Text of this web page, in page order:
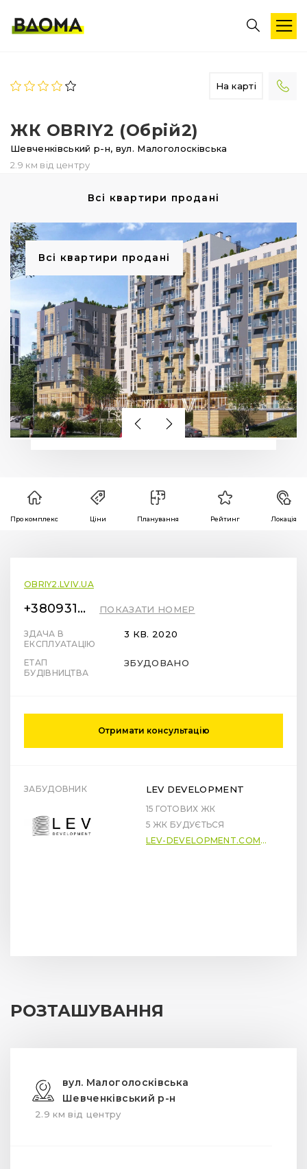
На карті
ЖК OBRIY2 (Обрій2)
Шевченківський р-н, вул. Малоголосківська
2.9 км від центру
Всі квартири продані
Всі квартири продані
Про комплекс Ціни Планування Рейтинг Локація
OBRIY2.LVIV.UA
+380931706876 ПОКАЗАТИ НОМЕР
ЗДАЧА В
ЕКСПЛУАТАЦІЮ
3 КВ. 2020
ЕТАП
БУДІВНИЦТВА
ЗБУДОВАНО
Отримати консультацію
ЗАБУДОВНИК LEV DEVELOPMENT
15 ГОТОВИХ ЖК
5 ЖК БУДУЄТЬСЯ
LEV-DEVELOPMENT.COM.UA
РОЗТАШУВАННЯ
вул. Малоголосківська
Шевченківський р-н
2.9 км від центру